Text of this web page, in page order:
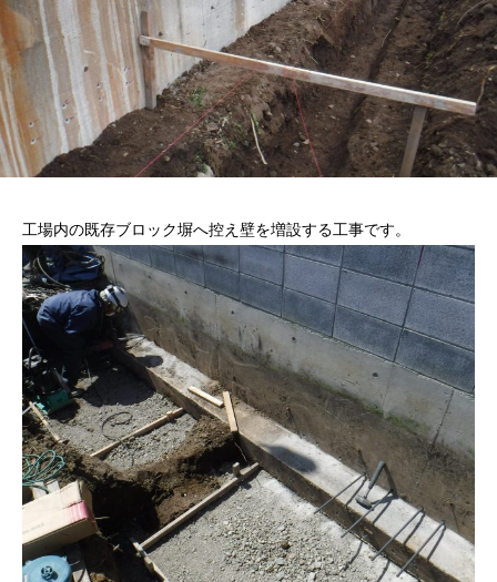
工場内の既存ブロック塀へ控え壁を増設する工事です。